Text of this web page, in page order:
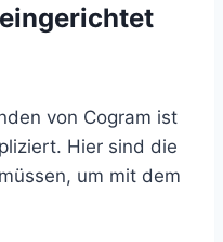
von Cogram ist
Hier sind die
um mit dem